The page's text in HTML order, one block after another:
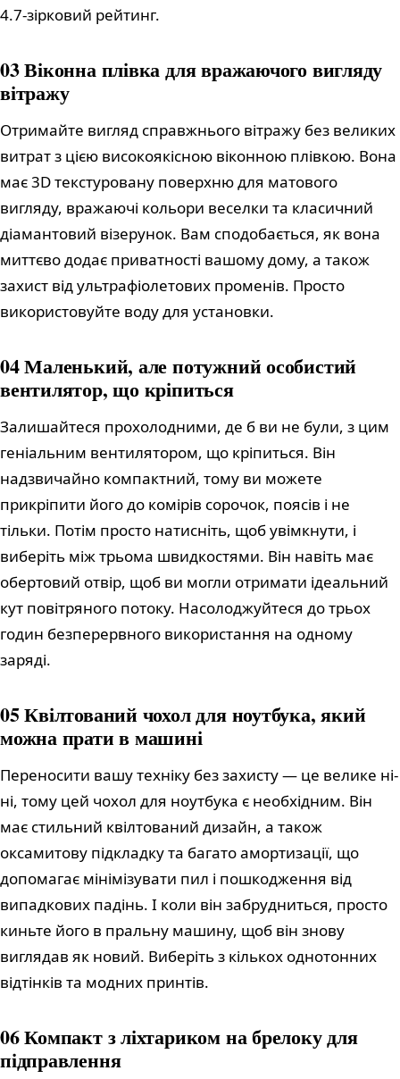
4.7-зірковий рейтинг.
03 Віконна плівка для вражаючого вигляду
вітражу
Отримайте вигляд справжнього вітражу без великих
витрат з цією високоякісною віконною плівкою. Вона
має 3D текстуровану поверхню для матового
вигляду, вражаючі кольори веселки та класичний
діамантовий візерунок. Вам сподобається, як вона
миттєво додає приватності вашому дому, а також
захист від ультрафіолетових променів. Просто
використовуйте воду для установки.
04 Маленький, але потужний особистий
вентилятор, що кріпиться
Залишайтеся прохолодними, де б ви не були, з цим
геніальним вентилятором, що кріпиться. Він
надзвичайно компактний, тому ви можете
прикріпити його до комірів сорочок, поясів і не
тільки. Потім просто натисніть, щоб увімкнути, і
виберіть між трьома швидкостями. Він навіть має
обертовий отвір, щоб ви могли отримати ідеальний
кут повітряного потоку. Насолоджуйтеся до трьох
годин безперервного використання на одному
заряді.
05 Квілтований чохол для ноутбука, який
можна прати в машині
Переносити вашу техніку без захисту — це велике ні-
ні, тому цей чохол для ноутбука є необхідним. Він
має стильний квілтований дизайн, а також
оксамитову підкладку та багато амортизації, що
допомагає мінімізувати пил і пошкодження від
випадкових падінь. І коли він забрудниться, просто
киньте його в пральну машину, щоб він знову
виглядав як новий. Виберіть з кількох однотонних
відтінків та модних принтів.
06 Компакт з ліхтариком на брелоку для
підправлення